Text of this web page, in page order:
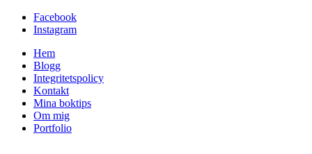
Facebook
Instagram
Hem
Blogg
Integritetspolicy
Kontakt
Mina boktips
Om mig
Portfolio